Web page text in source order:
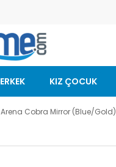
ERKEK KIZ ÇOCUK
Arena Cobra Mirror (Blue/Gold)